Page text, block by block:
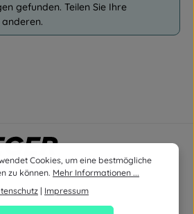
gefunden. Teilen Sie Ihre
Cookies, um eine bestmögliche
zu können. Mehr Informationen ...
| Impressum